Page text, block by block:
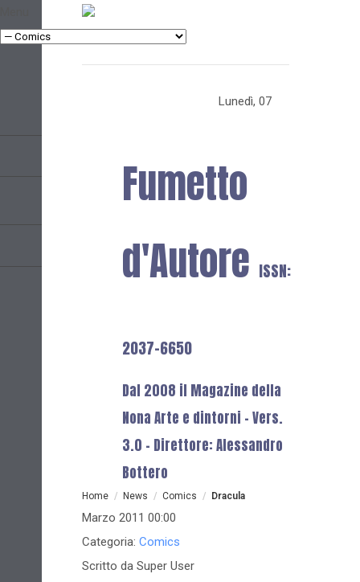
Fumetto
d'Autore ISSN:
2037-6650
Dal 2008 il Magazine della
Nona Arte e dintorni - Vers.
3.0 - Direttore: Alessandro
Bottero
Home / News / Comics / Dracula
Lunedì, 07
Marzo 2011 00:00
Categoria: Comics
Scritto da Super User